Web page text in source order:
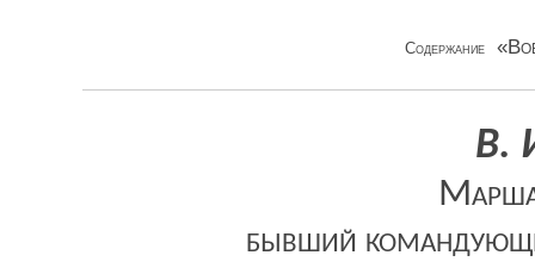
Содержание
В.
бывший